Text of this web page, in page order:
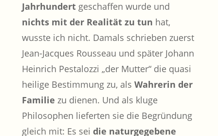
Jahrhundertgeschaffen wurde und
nichts mit der Realität zu tun hat,
wusste ich nicht. Damals schrieben zuerst
Jean-Jacques Rousseau und später Johann
Heinrich Pestalozzi „der Mutter“ die quasi
heilige Bestimmung zu, als Wahrerin der
Familie zu dienen. Und als kluge
Philosophen lieferten sie die Begründung
gleich mit: Es sei die naturgegebene